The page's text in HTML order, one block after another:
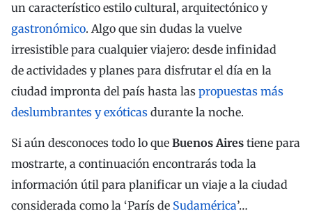
un característico estilo cultural, arquitectónico y
gastronómico. Algo que sin dudas la vuelve
irresistible para cualquier viajero: desde infinidad
de actividades y planes para disfrutar el día en la
ciudad impronta del país hasta las propuestas más
deslumbrantes y exóticas durante la noche.
Si aún desconoces todo lo que Buenos Aires tiene para
mostrarte, a continuación encontrarás toda la
información útil para planificar un viaje a la ciudad
considerada como la ‘París de Sudamérica’…